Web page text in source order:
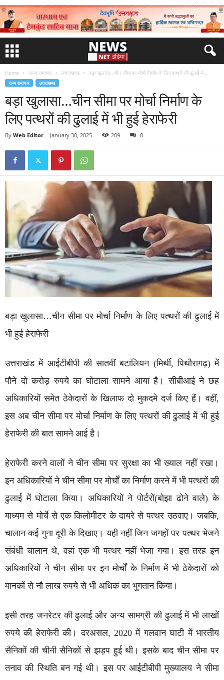
Home राज्य समाचार उत्तराखण्ड बड़ा खुलासा…चीन सीमा पर मोर्चा निर्माण के लिए पत्थरों की ढुलाई में...
राज्य समाचार उत्तराखण्ड
बड़ा खुलासा…चीन सीमा पर मोर्चा निर्माण के
लिए पत्थरों की ढुलाई में भी हुई हेराफेरी
By Web Editor - January 30, 2025 209 0
बड़ा खुलासा…चीन सीमा पर मोर्चा निर्माण के लिए पत्थरों की ढुलाई में
भी हुई हेराफेरी
उत्तराखंड में आईटीबीपी की सातवीं बटालियन (मिर्थी, पिथौरागढ़) में
पौने दो करोड़ रुपये का घोटाला सामने आया है। सीबीआई ने छह
अधिकारियों समेत ठेकेदारों के खिलाफ दो मुकदमे दर्ज किए हैं। वहीं,
इस अब चीन सीमा पर मोर्चा निर्माण के लिए पत्थरों की ढुलाई में भी हुई
हेराफेरी की बात सामने आई है।
हेराफेरी करने वालों ने चीन सीमा पर सुरक्षा का भी ख्याल नहीं रखा।
इन अधिकारियों ने चीन सीमा पर मोर्चों का निर्माण करने में भी पत्थरों की
ढुलाई में घोटाला किया। अधिकारियों ने पोर्टरों(बोझा ढोने वाले) के
माध्यम से मोर्चे से एक किलोमीटर के दायरे से पत्थर उठवाए। जबकि,
चालान कई गुना दूरी के दिखाए। यही नहीं जिन जगहों पर पत्थर भेजने
संबंधी चालान थे, वहां एक भी पत्थर नहीं भेजा गया। इस तरह इन
अधिकारियों ने चीन सीमा पर इन मोर्चों के निर्माण में भी ठेकेदारों को
मानकों से नौ लाख रुपये से भी अधिक का भुगतान किया।
इसी तरह जनरेटर की ढुलाई और अन्य सामग्री की ढुलाई में भी लाखों
रुपये की हेराफेरी की। दरअसल, 2020 में गलवान घाटी में भारतीय
सैनिकों की चीनी सैनिकों से झड़प हुई थी। इसके बाद चीन सीमा पर
तनाव की स्थिति बन गई थी। इस पर आईटीबीपी मुख्यालय ने सीमा